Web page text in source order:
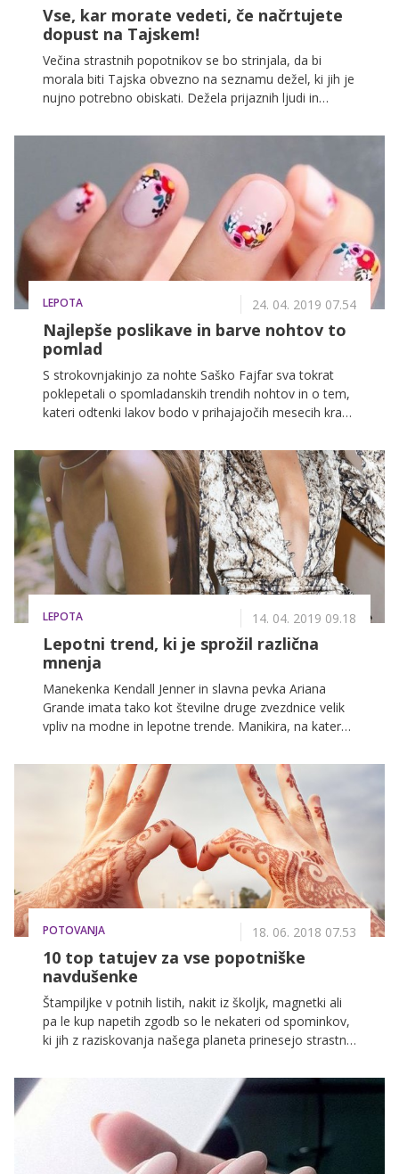
Vse, kar morate vedeti, če načrtujete
dopust na Tajskem!
Večina strastnih popotnikov se bo strinjala, da bi
morala biti Tajska obvezno na seznamu dežel, ki jih je
nujno potrebno obiskati. Dežela prijaznih ljudi in
izjemno priljubljeno turistično destinacijo, saj je
gostoljubna dežela. En obisk skoraj zagotovo ne bo
dovolj, da bi si ogledali vse magične kotičke te velike
dežele, zato smo pripravili seznam krajev in
znamenitosti, ki jih nikakor ne gre izpustiti, še prej pa
vam ponujamo nekaj praktičnih nasvetov, ki vam
bodo med popotovanjem prišli še kako prav!
LEPOTA 24. 04. 2019 07.54
Najlepše poslikave in barve nohtov to
pomlad
S strokovnjakinjo za nohte Saško Fajfar sva tokrat
poklepetali o spomladanskih trendih nohtov in o tem,
kateri odtenki lakov bodo v prihajajočih mesecih krasili
pastelni odtenki, neonske barve pa se z oblačil in
modnih dodatkov selijo tudi na nohte!
LEPOTA 14. 04. 2019 09.18
Lepotni trend, ki je sprožil različna
mnenja
Manekenka Kendall Jenner in slavna pevka Ariana
Grande imata tako kot številne druge zvezdnice velik
vpliv na modne in lepotne trende. Manikira, na katero
POTOVANJA 18. 06. 2018 07.53
10 top tatujev za vse popotniške
navdušenke
Štampiljke v potnih listih, nakit iz školjk, magnetki ali
pa le kup napetih zgodb so le nekateri od spominkov,
ki jih z raziskovanja našega planeta prinesejo strastni
popotniških podvigih za spomin omislijo nekaj
večnega - tatu. V azijskem svetu je zelo priljubljena
tehnika z bambusom, ki spada med tradicionalne
načine poslikave kože. Bi si upali?